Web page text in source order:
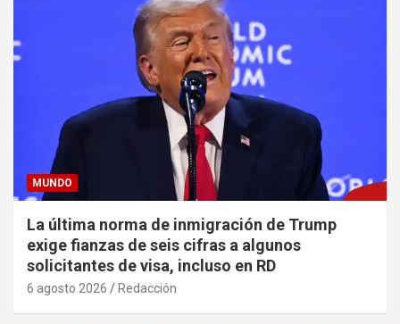
MUNDO
La última norma de inmigración de Trump
exige fianzas de seis cifras a algunos
solicitantes de visa, incluso en RD
6 agosto 2026 Redacción